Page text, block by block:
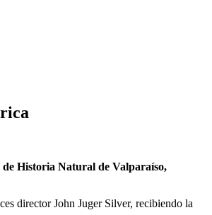
Historia Natural de Valparaíso,
director John Juger Silver, recibiendo la